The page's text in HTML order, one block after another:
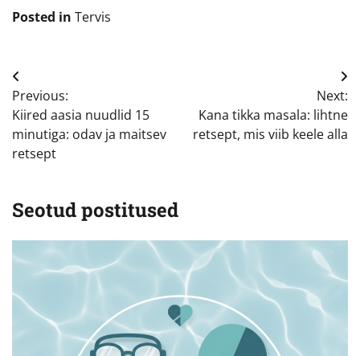
Posted in Tervis
Navigeerimine
Previous:
Kiired aasia nuudlid 15
minutiga: odav ja maitsev
retsept
Next:
Kana tikka masala: lihtne
retsept, mis viib keele alla
Seotud postitused